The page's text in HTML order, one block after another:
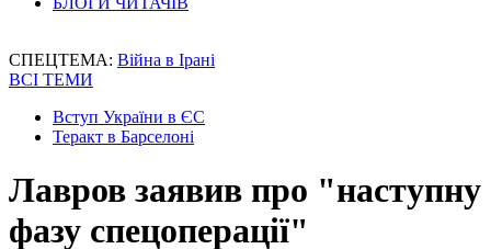
СПЕЦТЕМА: Війна в Ірані
ВСІ ТЕМИ
Вступ України в ЄС
Теракт в Барселоні
Лавров заявив про "наступну
фазу спецоперації"